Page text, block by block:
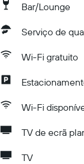
Bar/Lounge
Serviço de
Wi-Fi gratuito
Wi-Fi
TV de ecrã
TV